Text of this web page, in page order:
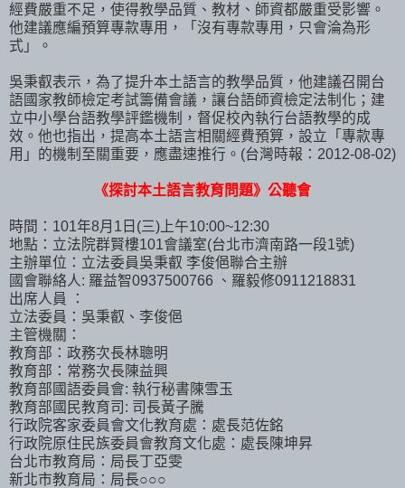
經費嚴重不足，使得教學品質、教材、師資都嚴重受影響。
他建議應編預算專款專用，「沒有專款專用，只會淪為形
式」。
吳秉叡表示，為了提升本土語言的教學品質，他建議召開台
語國家教師檢定考試籌備會議，讓台語師資檢定法制化；建
立中小學台語教學評鑑機制，督促校內執行台語教學的成
效。他也指出，提高本土語言相關經費預算，設立「專款專
用」的機制至關重要，應盡速推行。(台灣時報：2012-08-02)
《探討本土語言教育問題》公聽會
時間：101年8月1日(三)上午10:00~12:30
地點：立法院群賢樓101會議室(台北市濟南路一段1號)
主辦單位：立法委員吳秉叡 李俊俋聯合主辦
國會聯絡人: 羅益智0937500766 、羅毅修0911218831
出席人員 ：
立法委員：吳秉叡、李俊俋
主管機關：
教育部：政務次長林聰明
教育部：常務次長陳益興
教育部國語委員會: 執行秘書陳雪玉
教育部國民教育司: 司長黃子騰
行政院客家委員會文化教育處：處長范佐銘
行政院原住民族委員會教育文化處：處長陳坤昇
台北市教育局：局長丁亞雯
新北市教育局：局長○○○